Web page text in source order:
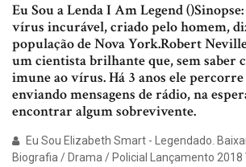
Eu Sou a Lenda I Am Legend
vírus incurável, criado pelo homem,
população de Nova York.Robert
um cientista brilhante que, sem saber
imune ao vírus. Há 3 anos ele percorre
enviando mensagens de rádio, na
encontrar algum sobrevivente.
Eu Sou Elizabeth Smart - Legendado.
Biografia / Drama / Policial Lançamento 2018